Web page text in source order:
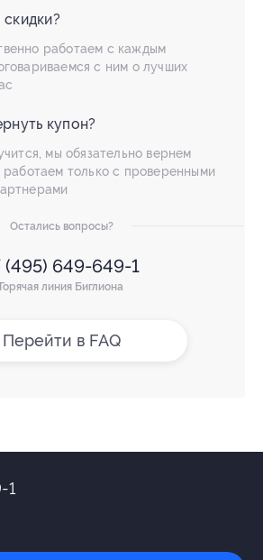
работаем с каждым
с ним о лучших
купон?
мы обязательно вернем
только с проверенными
Остались вопросы?
(495) 649-649-1
Горячая линия Биглиона
Перейти в FAQ
1